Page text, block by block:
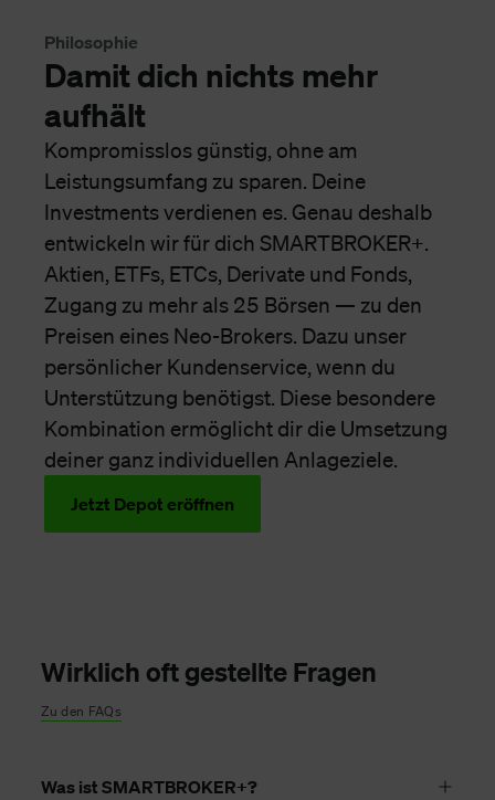
Philosophie
Damit dich nichts mehr
aufhält
Kompromisslos günstig, ohne am
Leistungsumfang zu sparen. Deine
Investments verdienen es. Genau deshalb
entwickeln wir für dich SMARTBROKER+.
Aktien, ETFs, ETCs, Derivate und Fonds,
Zugang zu mehr als 25 Börsen — zu den
Preisen eines Neo-Brokers. Dazu unser
persönlicher Kundenservice, wenn du
Unterstützung benötigst. Diese besondere
Kombination ermöglicht dir die Umsetzung
deiner ganz individuellen Anlageziele.
Jetzt Depot eröffnen
Wirklich oft gestellte Fragen
Zu den FAQs
Was ist SMARTBROKER+?